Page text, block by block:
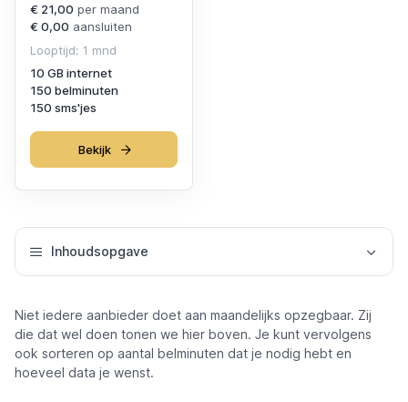
€ 21,00 per maand
€ 0,00 aansluiten
Looptijd: 1 mnd
10 GB internet
150 belminuten
150 sms'jes
Bekijk
Inhoudsopgave
Niet iedere aanbieder doet aan maandelijks opzegbaar. Zij
die dat wel doen tonen we hier boven. Je kunt vervolgens
ook sorteren op aantal belminuten dat je nodig hebt en
hoeveel data je wenst.